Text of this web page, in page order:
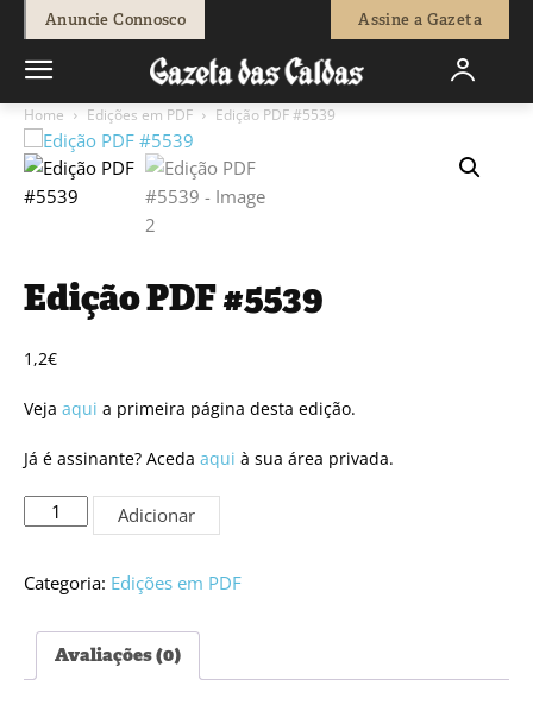
Anuncie Connosco Assine a Gazeta
Home Edições em PDF Edição PDF #5539
Edição PDF #5539
1,2€
Veja aqui a primeira página desta edição.
Já é assinante? Aceda aqui à sua área privada.
Quantidade
de
PDF
Adicionar
Categoria: Edições em PDF
Avaliações (0)